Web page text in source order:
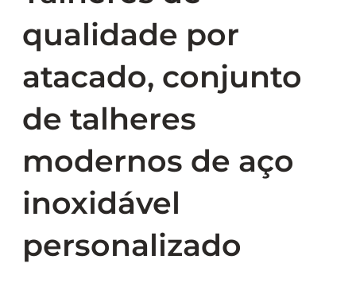
qualidade por
atacado, conjunto
de talheres
modernos de aço
inoxidável
personalizado